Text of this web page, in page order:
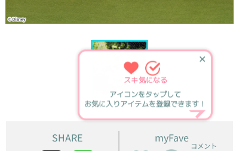
✕
スキ気になる
アイコンをタップして
お気に入りアイテムを登録できます！
SHARE myFave
コメント